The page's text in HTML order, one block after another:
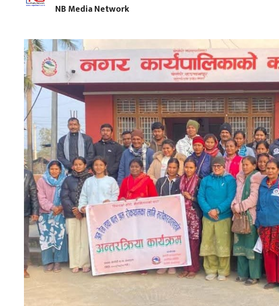
NB Media Network